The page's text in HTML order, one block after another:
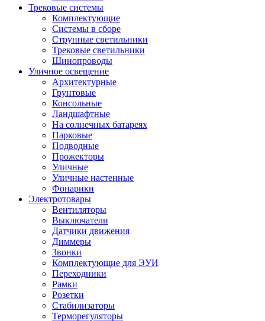
Трековые системы
Комплектующие
Системы в сборе
Струнные светильники
Трековые светильники
Шинопроводы
Уличное освещение
Архитектурные
Грунтовые
Консольные
Ландшафтные
На солнечных батареях
Парковые
Подводные
Прожекторы
Уличные
Уличные настенные
Фонарики
Электротовары
Вентиляторы
Выключатели
Датчики движения
Диммеры
Звонки
Комплектующие для ЭУИ
Переходники
Рамки
Розетки
Стабилизаторы
Терморегуляторы